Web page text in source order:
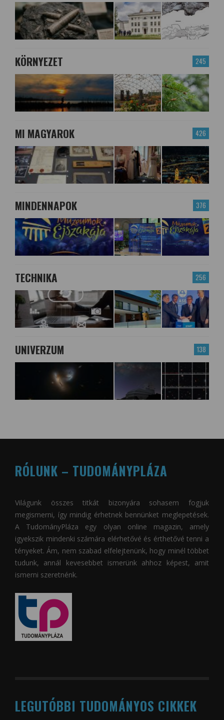
245
KÖRNYEZET
426
MI MAGYAROK
376
MINDENNAPOK
256
TECHNIKA
138
UNIVERZUM
RÓLUNK – TUDOMÁNYPLÁZA
Világunk összes titkát bizonyára sohasem fogjuk
megismerni, így mindig érhetnek bennünket meglepetések.
A TudományPláza egy olyan online magazin, amely
igyekszik mindenki számára elérhetővé és érthetővé tenni a
tényeket. Ám, nem szabad elfelejtenünk, hogy minél többet
tudunk, annál kevesebbet ismerünk ahhoz képest, amit
ismerni szeretnénk.
LEGUTÓBBI TUDOMÁNYOS CIKKEK